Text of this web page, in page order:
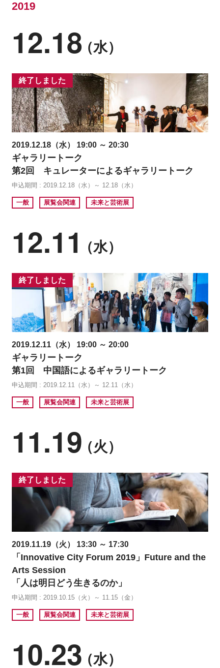
2019
12.18（水）
終了しました
2019.12.18（水） 19:00 ～ 20:30
ギャラリートーク
第2回 キュレーターによるギャラリートーク
申込期間 : 2019.12.18（水）～ 12.18（水）
一般 展覧会関連 未来と芸術展
12.11 （水）
終了しました
2019.12.11（水） 19:00 ～ 20:00
ギャラリートーク
第1回 中国語によるギャラリートーク
申込期間 : 2019.12.11（水）～ 12.11（水）
一般 展覧会関連 未来と芸術展
11.19（火）
終了しました
2019.11.19（火） 13:30 ～ 17:30
「Innovative City Forum 2019」Future and the
Arts Session
「人は明日どう生きるのか」
申込期間 : 2019.10.15（火）～ 11.15（金）
一般 展覧会関連 未来と芸術展
10.23（水）